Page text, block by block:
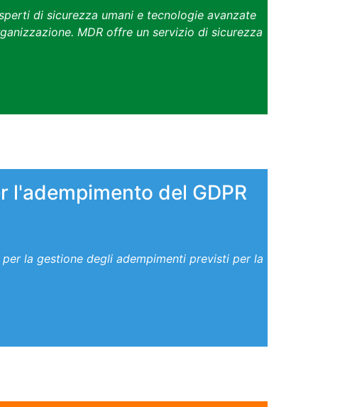
di sicurezza umani e tecnologie avanzate
MDR offre un servizio di sicurezza
del GDPR
la gestione degli adempimenti previsti per la